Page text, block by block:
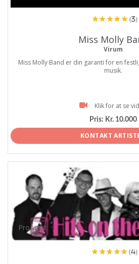
(3)
Miss Molly
Virum
Miss Molly Band er din garanti for en
musik.
Klik for at se
Pris: Kr. 10.000
KONTAKT
ProArtist
(4)